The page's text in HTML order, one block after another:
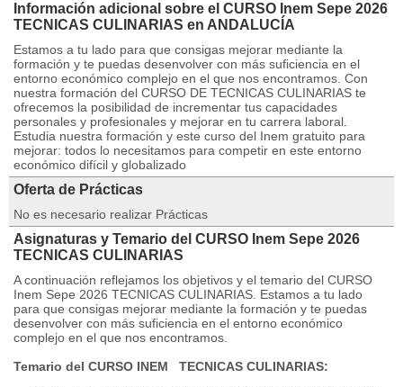
Información adicional sobre el CURSO Inem Sepe 2026
TECNICAS CULINARIAS en ANDALUCÍA
Estamos a tu lado para que consigas mejorar mediante la
formación y te puedas desenvolver con más suficiencia en el
entorno económico complejo en el que nos encontramos. Con
nuestra formación del CURSO DE TECNICAS CULINARIAS te
ofrecemos la posibilidad de incrementar tus capacidades
personales y profesionales y mejorar en tu carrera laboral.
Estudia nuestra formación y este curso del Inem gratuito para
mejorar: todos lo necesitamos para competir en este entorno
económico difícil y globalizado
Oferta de Prácticas
No es necesario realizar Prácticas
Asignaturas y Temario del CURSO Inem Sepe 2026
TECNICAS CULINARIAS
A continuación reflejamos los objetivos y el temario del CURSO
Inem Sepe 2026 TECNICAS CULINARIAS. Estamos a tu lado
para que consigas mejorar mediante la formación y te puedas
desenvolver con más suficiencia en el entorno económico
complejo en el que nos encontramos.
Temario del CURSO INEM TECNICAS CULINARIAS: